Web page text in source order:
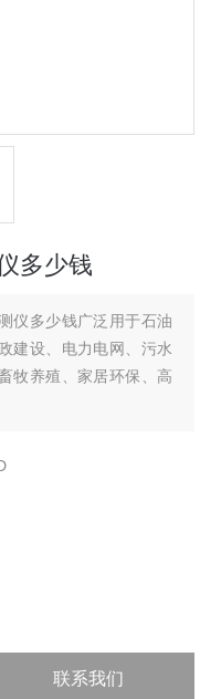
多少钱
仪多少钱广泛用于石油
建设、电力电网、污水
牧养殖、家居环保、高
联系我们